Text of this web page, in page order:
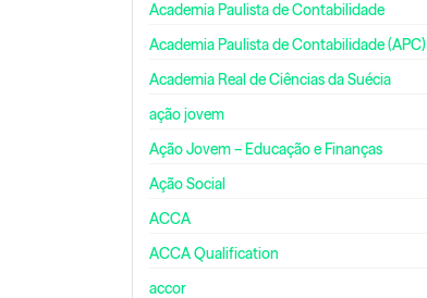
Academia Paulista de Contabilidade
Academia Paulista de Contabilidade (APC)
Academia Real de Ciências da Suécia
ação jovem
Ação Jovem – Educação e Finanças
Ação Social
ACCA
ACCA Qualification
accor